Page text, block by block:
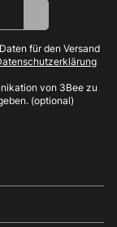
für den Versand
von 3Bee zu
(optional)